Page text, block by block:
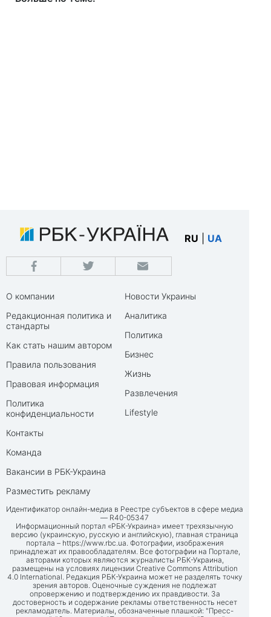
RU UA
О компании
Редакционная политика и
стандарты
Как стать нашим автором
Правила пользования
Правовая информация
Политика
конфиденциальности
Контакты
Команда
Вакансии в РБК-Украина
Разместить рекламу
Новости Украины
Аналитика
Политика
Бизнес
Жизнь
Развлечения
Lifestyle
Идентификатор онлайн-медиа в Реестре субъектов в сфере медиа
— R40-05347
Информационный портал «РБК-Украина» имеет трехязычную
версию (украинскую, русскую и английскую), главная страница
портала – https://www.rbc.ua. Фотографии, изображения
принадлежат их правообладателям. Все фотографии на Портале,
авторами которых являются журналисты РБК-Украина,
размещены на условиях лицензии Creative Commons Attribution
4.0 International. Редакция РБК-Украина может не разделять точку
зрения авторов. Оценочные суждения не подлежат
опровержению и подтверждению их правдивости. За
достоверность и содержание рекламы ответственность несет
рекламодатель. Материалы, обозначенные плашкой: "Пресс-